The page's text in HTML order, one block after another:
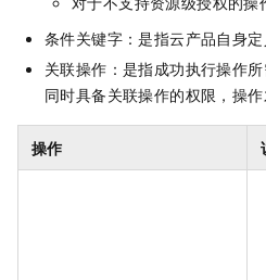
条件关键字：是指云产品自身定
关联操作：是指成功执行操作
同时具备关联操作的权限，操作
操作